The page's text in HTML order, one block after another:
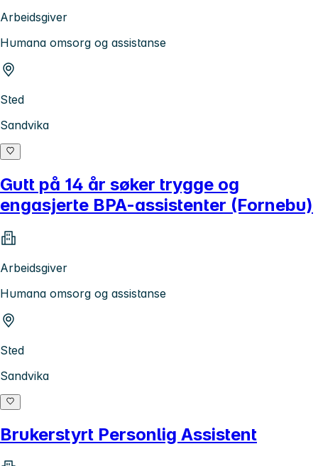
Arbeidsgiver
Humana omsorg og assistanse
Sted
Sandvika
Gutt på 14 år søker trygge og
engasjerte BPA-assistenter (Fornebu)
Arbeidsgiver
Humana omsorg og assistanse
Sted
Sandvika
Brukerstyrt Personlig Assistent